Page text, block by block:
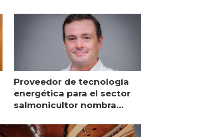
Proveedor de tecnología
energética para el sector
salmonicultor nombra